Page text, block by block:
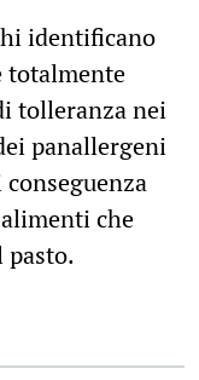
identificano
totalmente
tolleranza nei
panallergeni
che
pasto.